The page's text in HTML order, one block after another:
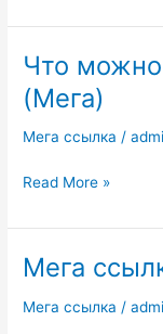
Что можно
(Мега)
Мега ссылка /
Что
можно
купить
на
Mega
Read More »
Мега
Мега ссылка /
Мега
–